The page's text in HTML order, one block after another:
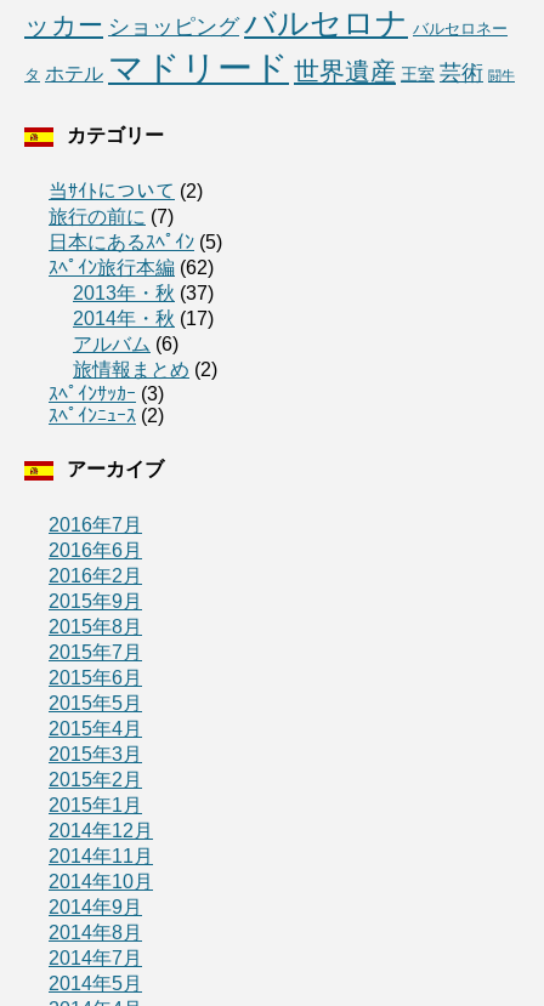
ッカー ショッピング バルセロナ バルセロネー
タ ホテル マドリード 世界遺産 王室 芸術 闘牛
カテゴリー
当ｻｲﾄについて (2)
旅行の前に (7)
日本にあるｽﾍﾟｲﾝ (5)
ｽﾍﾟｲﾝ旅行本編 (62)
2013年・秋 (37)
2014年・秋 (17)
アルバム (6)
旅情報まとめ (2)
ｽﾍﾟｲﾝｻｯｶｰ (3)
ｽﾍﾟｲﾝﾆｭｰｽ (2)
アーカイブ
2016年7月
2016年6月
2016年2月
2015年9月
2015年8月
2015年7月
2015年6月
2015年5月
2015年4月
2015年3月
2015年2月
2015年1月
2014年12月
2014年11月
2014年10月
2014年9月
2014年8月
2014年7月
2014年5月